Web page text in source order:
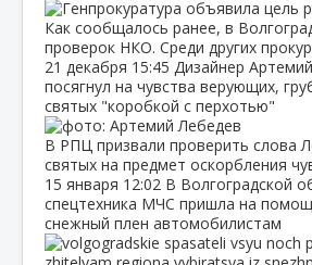
Как сообщалось ранее, в
проверок НКО. Среди других
21 декабря 15:45 Дизайнер
посягнул на чувства верующих,
святых "коробкой с перхотью"
В РПЦ призвали проверить слова
святых на предмет оскорбления
15 января 12:02 В Волгоградской
спецтехника МЧС пришла на
снежный плен автомобилистам